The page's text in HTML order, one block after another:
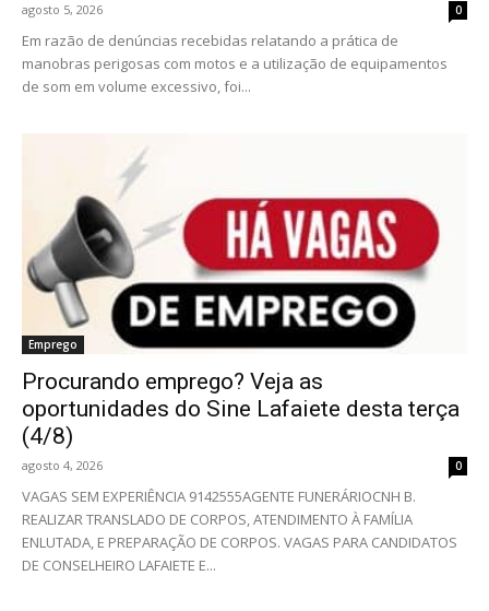
agosto 5, 2026 0
Em razão de denúncias recebidas relatando a prática de
manobras perigosas com motos e a utilização de equipamentos
de som em volume excessivo, foi...
Emprego
Procurando emprego? Veja as
oportunidades do Sine Lafaiete desta terça
(4/8)
agosto 4, 2026 0
VAGAS SEM EXPERIÊNCIA 9142555AGENTE FUNERÁRIOCNH B.
REALIZAR TRANSLADO DE CORPOS, ATENDIMENTO À FAMÍLIA
ENLUTADA, E PREPARAÇÃO DE CORPOS. VAGAS PARA CANDIDATOS
DE CONSELHEIRO LAFAIETE E...